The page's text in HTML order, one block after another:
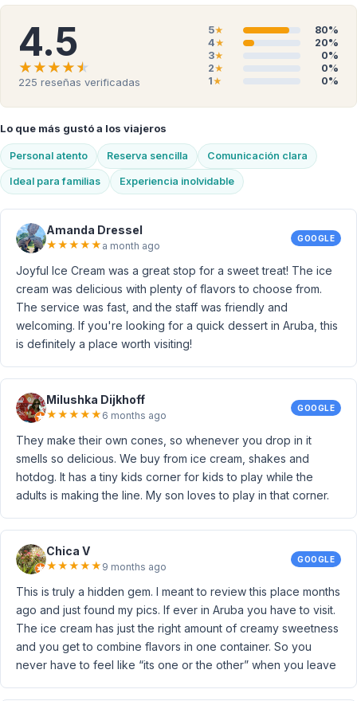
4.5
★★★★★
★★★★★
225 reseñas verificadas
5★
80%
4★
20%
3★
0%
2★
0%
1★ 0%
Lo que más gustó a los viajeros
Personal atento Reserva sencilla Comunicación clara
Ideal para familias Experiencia inolvidable
Amanda Dressel
★★★★★ a month ago
GOOGLE
Joyful Ice Cream was a great stop for a sweet treat! The ice
cream was delicious with plenty of flavors to choose from.
The service was fast, and the staff was friendly and
welcoming. If you're looking for a quick dessert in Aruba, this
is definitely a place worth visiting!
Milushka Dijkhoff
★★★★★ 6 months ago
GOOGLE
They make their own cones, so whenever you drop in it
smells so delicious. We buy from ice cream, shakes and
hotdog. It has a tiny kids corner for kids to play while the
adults is making the line. My son loves to play in that corner.
Chica V
★★★★★ 9 months ago
GOOGLE
This is truly a hidden gem. I meant to review this place months
ago and just found my pics. If ever in Aruba you have to visit.
The ice cream has just the right amount of creamy sweetness
and you get to combine flavors in one container. So you
never have to feel like “its one or the other” when you leave